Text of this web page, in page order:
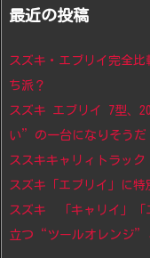
最近の投稿
スズキ・エブリイ完全
ち派？
スズキ エブリイ 7型、
い”の一台になりそうだ
ススキキャリィトラッ
スズキ「エブリイ」に特
スズキ 「キャリイ」「
立つ“ツールオレンジ